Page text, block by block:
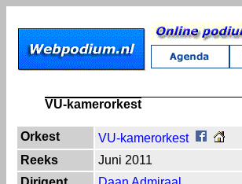
VU-kamerorkest
Orkest
VU-kamerorkest
Reeks
Juni 2011